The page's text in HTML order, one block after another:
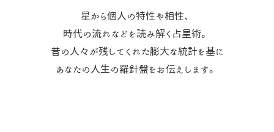
星から個人の特性や相性、
時代の流れなどを読み解く占星術。
昔の人々が残してくれた膨大な統計を基に
あなたの人生の羅針盤をお伝えします。